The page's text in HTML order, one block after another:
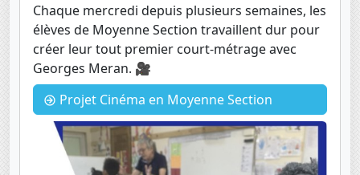
Chaque mercredi depuis plusieurs semaines, les
élèves de Moyenne Section travaillent dur pour
créer leur tout premier court-métrage avec
Georges Meran. 🎥
Projet Cinéma en Moyenne Section